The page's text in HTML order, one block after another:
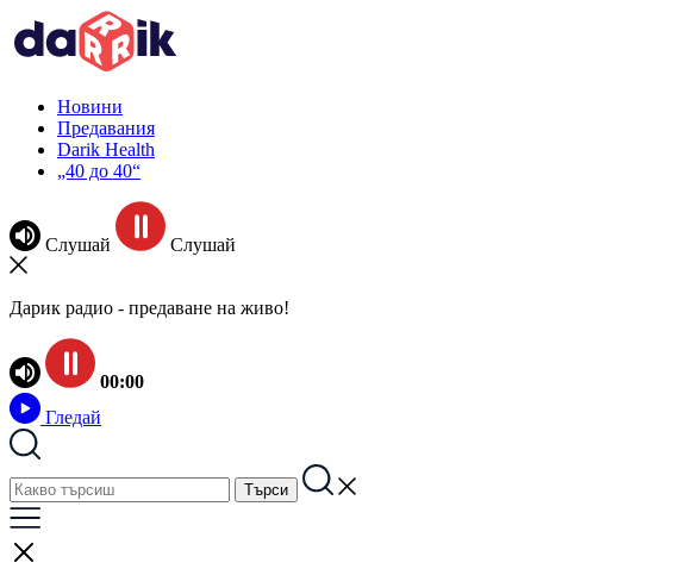
Новини
Предавания
Darik Health
„40 до 40“
Слушай Слушай
Дарик радио - предаване на живо!
00:00
Гледай